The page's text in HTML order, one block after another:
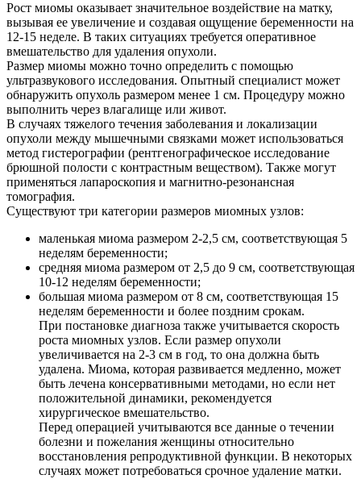
Рост миомы оказывает значительное воздействие на матку,
вызывая ее увеличение и создавая ощущение беременности на
12-15 неделе. В таких ситуациях требуется оперативное
вмешательство для удаления опухоли.
Размер миомы можно точно определить с помощью
ультразвукового исследования. Опытный специалист может
обнаружить опухоль размером менее 1 см. Процедуру можно
выполнить через влагалище или живот.
В случаях тяжелого течения заболевания и локализации
опухоли между мышечными связками может использоваться
метод гистерографии (рентгенографическое исследование
брюшной полости с контрастным веществом). Также могут
применяться лапароскопия и магнитно-резонансная
томография.
Существуют три категории размеров миомных узлов:
маленькая миома размером 2-2,5 см, соответствующая 5
неделям беременности;
средняя миома размером от 2,5 до 9 см, соответствующая
10-12 неделям беременности;
большая миома размером от 8 см, соответствующая 15
неделям беременности и более поздним срокам.
При постановке диагноза также учитывается скорость
роста миомных узлов. Если размер опухоли
увеличивается на 2-3 см в год, то она должна быть
удалена. Миома, которая развивается медленно, может
быть лечена консервативными методами, но если нет
положительной динамики, рекомендуется
хирургическое вмешательство.
Перед операцией учитываются все данные о течении
болезни и пожелания женщины относительно
восстановления репродуктивной функции. В некоторых
случаях может потребоваться срочное удаление матки.